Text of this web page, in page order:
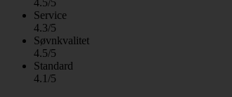
Service
4.3/5
Søvnkvalitet
4.5/5
Standard
4.1/5